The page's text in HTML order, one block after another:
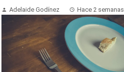
Adelaide Godínez Hace 2 semanas